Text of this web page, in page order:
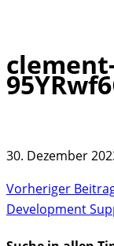
Skip
to
30. Dezember
Vorheriger
Development